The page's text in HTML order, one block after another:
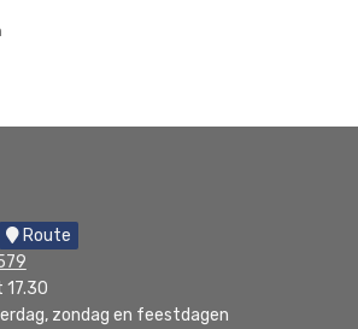
Gesorteerd
Route
zondag en feestdagen